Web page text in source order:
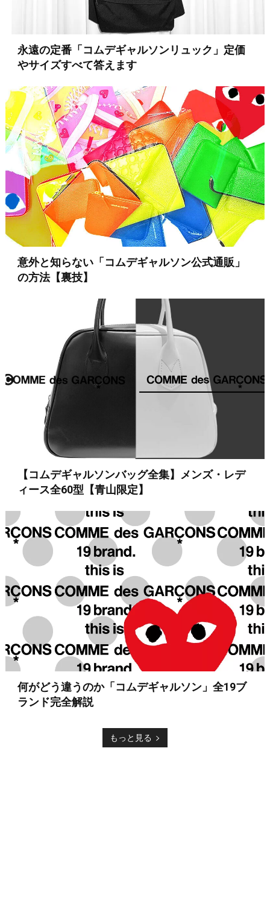
永遠の定番「コムデギャルソンリュック」定価
やサイズすべて答えます
意外と知らない「コムデギャルソン公式通販」
の方法【裏技】
【コムデギャルソンバッグ全集】メンズ・レデ
ィース全60型【青山限定】
何がどう違うのか「コムデギャルソン」全19ブ
ランド完全解説
もっと見る